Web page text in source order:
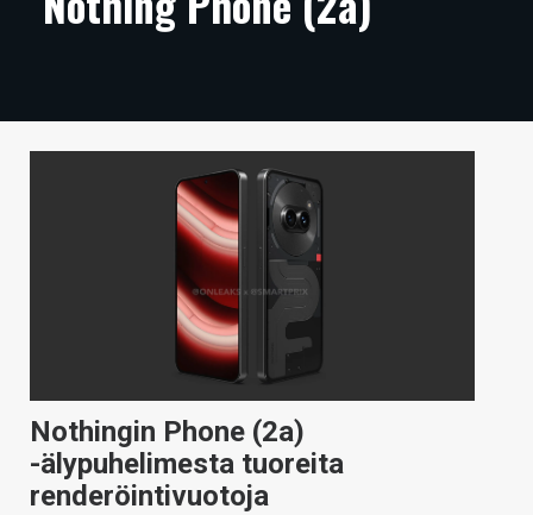
ARTIKKELIT
TECHBBS
HAKU
Nothingin Phone (2a)
-älypuhelimesta tuoreita
renderöintivuotoja